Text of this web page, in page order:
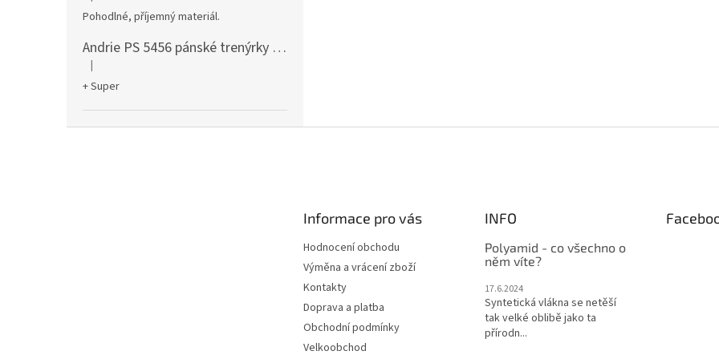
Pohodlné, příjemný materiál.
Andrie PS 5456 pánské trenýrky černé
Hodnocení produktu je 5 z 5 hvězdiček.
|
+ Super
Informace pro vás
Hodnocení obchodu
Výměna a vrácení zboží
Kontakty
Doprava a platba
Obchodní podmínky
Velkoobchod
INFO
Polyamid - co všechno o
něm víte?
17.6.2024
Syntetická vlákna se netěší
tak velké oblibě jako ta
přírodn...